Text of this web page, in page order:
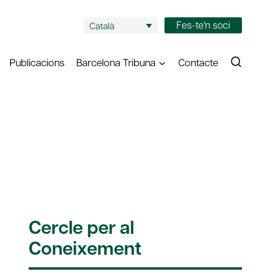
Català Fes-te'n soci
Publicacions Barcelona Tribuna Contacte
Cercle per al
Coneixement